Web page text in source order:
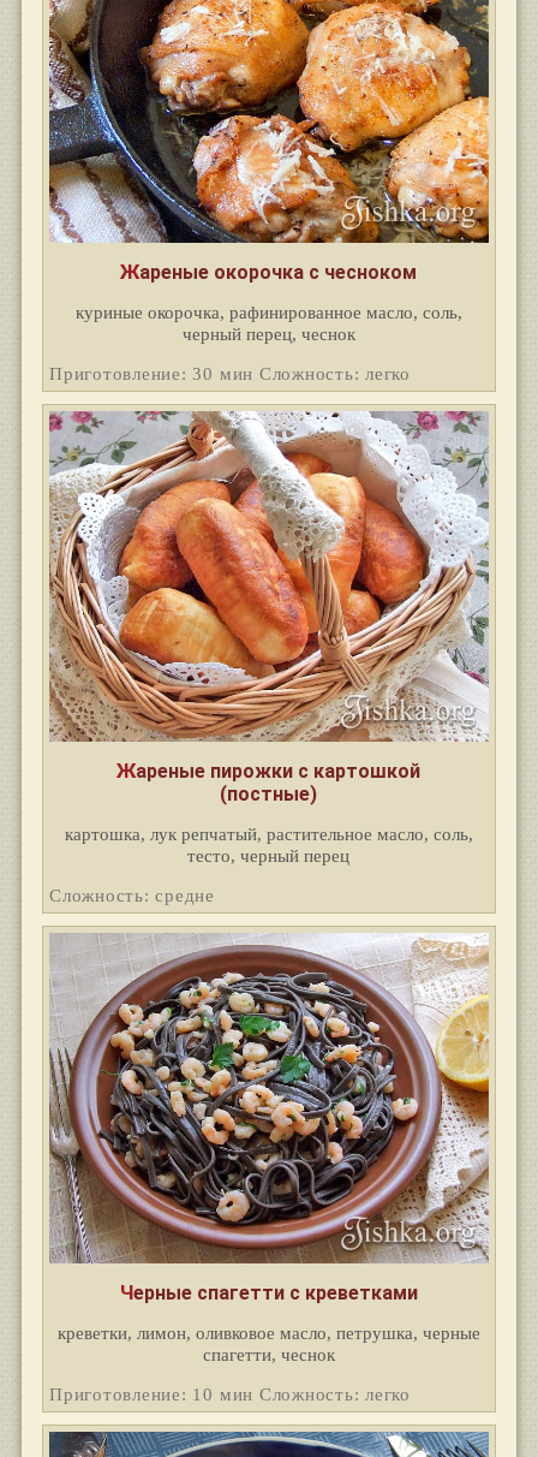
Жареные окорочка с чесноком
куриные окорочка, рафинированное масло, соль,
черный перец, чеснок
Приготовление: 30 мин Сложность: легко
Жареные пирожки с картошкой
(постные)
картошка, лук репчатый, растительное масло, соль,
тесто, черный перец
Сложность: средне
Черные спагетти с креветками
креветки, лимон, оливковое масло, петрушка, черные
спагетти, чеснок
Приготовление: 10 мин Сложность: легко